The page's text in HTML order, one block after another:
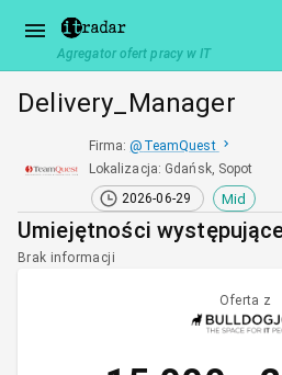
Agregator ofert pracy w IT
Delivery_Manager
Firma: @ TeamQuest
Lokalizacja: Gdańsk, Sopot
2026-06-29
Mid
Umiejętności
Brak informacji
Oferta z